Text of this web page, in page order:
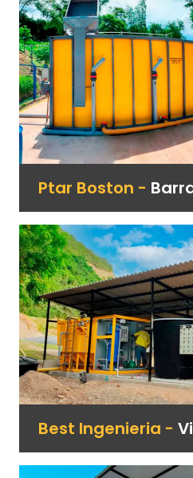
Ptar Boston -
Best Ingenieria -